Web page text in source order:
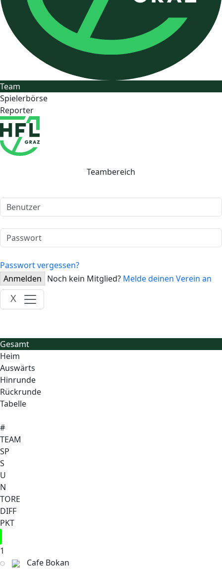
Team
Spielerbörse
Reporter
Teambereich
Passwort vergessen?
Anmelden Noch kein Mitglied? Melde deinen Verein an
X
Gesamt
Heim
Auswärts
Hinrunde
Rückrunde
Tabelle
#
TEAM
SP
S
U
N
TORE
DIFF
PKT
1
Cafe Bokan